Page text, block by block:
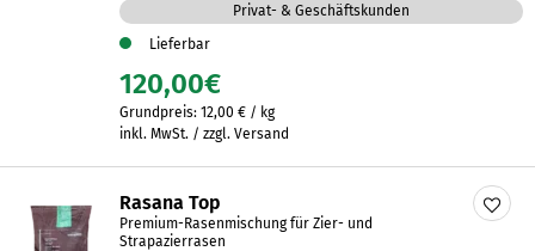
Privat- & Geschäftskunden
Lieferbar
120,00€
Grundpreis: 12,00 € / kg
inkl. MwSt. / zzgl. Versand
Rasana Top
Premium-Rasenmischung für Zier- und
Strapazierrasen